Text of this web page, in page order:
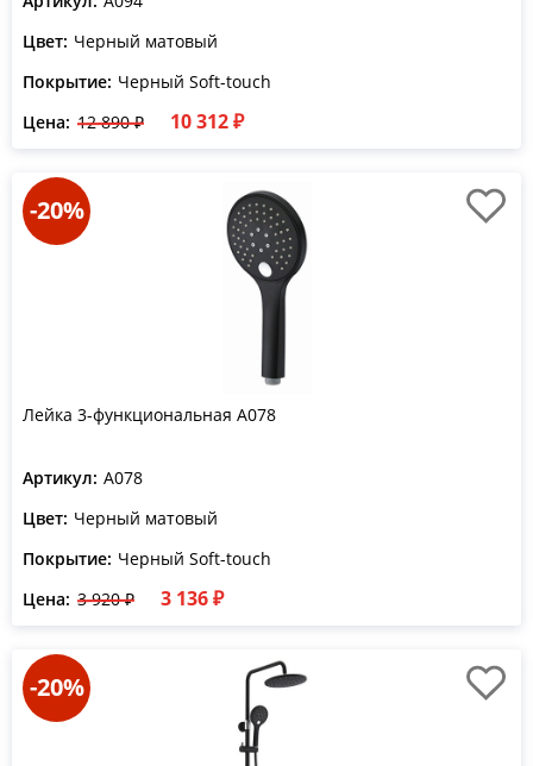
Цвет: Черный матовый
Покрытие: Черный Soft-touch
Цена: 12 890 ₽ 10 312 ₽
-20%
Лейка 3-функциональная A078
Артикул: A078
Цвет: Черный матовый
Покрытие: Черный Soft-touch
Цена: 3 920 ₽ 3 136 ₽
-20%